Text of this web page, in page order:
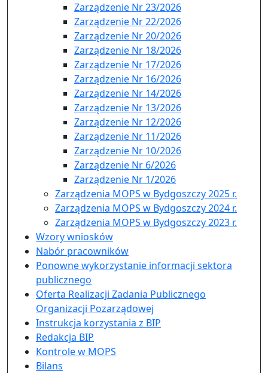
Zarządzenie Nr 23/2026
Zarządzenie Nr 22/2026
Zarządzenie Nr 20/2026
Zarządzenie Nr 18/2026
Zarządzenie Nr 17/2026
Zarządzenie Nr 16/2026
Zarządzenie Nr 14/2026
Zarządzenie Nr 13/2026
Zarządzenie Nr 12/2026
Zarządzenie Nr 11/2026
Zarządzenie Nr 10/2026
Zarządzenie Nr 6/2026
Zarządzenie Nr 1/2026
Zarządzenia MOPS w Bydgoszczy 2025 r.
Zarządzenia MOPS w Bydgoszczy 2024 r.
Zarządzenia MOPS w Bydgoszczy 2023 r.
Wzory wniosków
Nabór pracowników
Ponowne wykorzystanie informacji sektora
publicznego
Oferta Realizacji Zadania Publicznego
Organizacji Pozarządowej
Instrukcja korzystania z BIP
Redakcja BIP
Kontrole w MOPS
Bilans